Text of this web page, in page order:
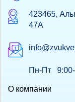
423465,
47А
Пн-Пт
О компании